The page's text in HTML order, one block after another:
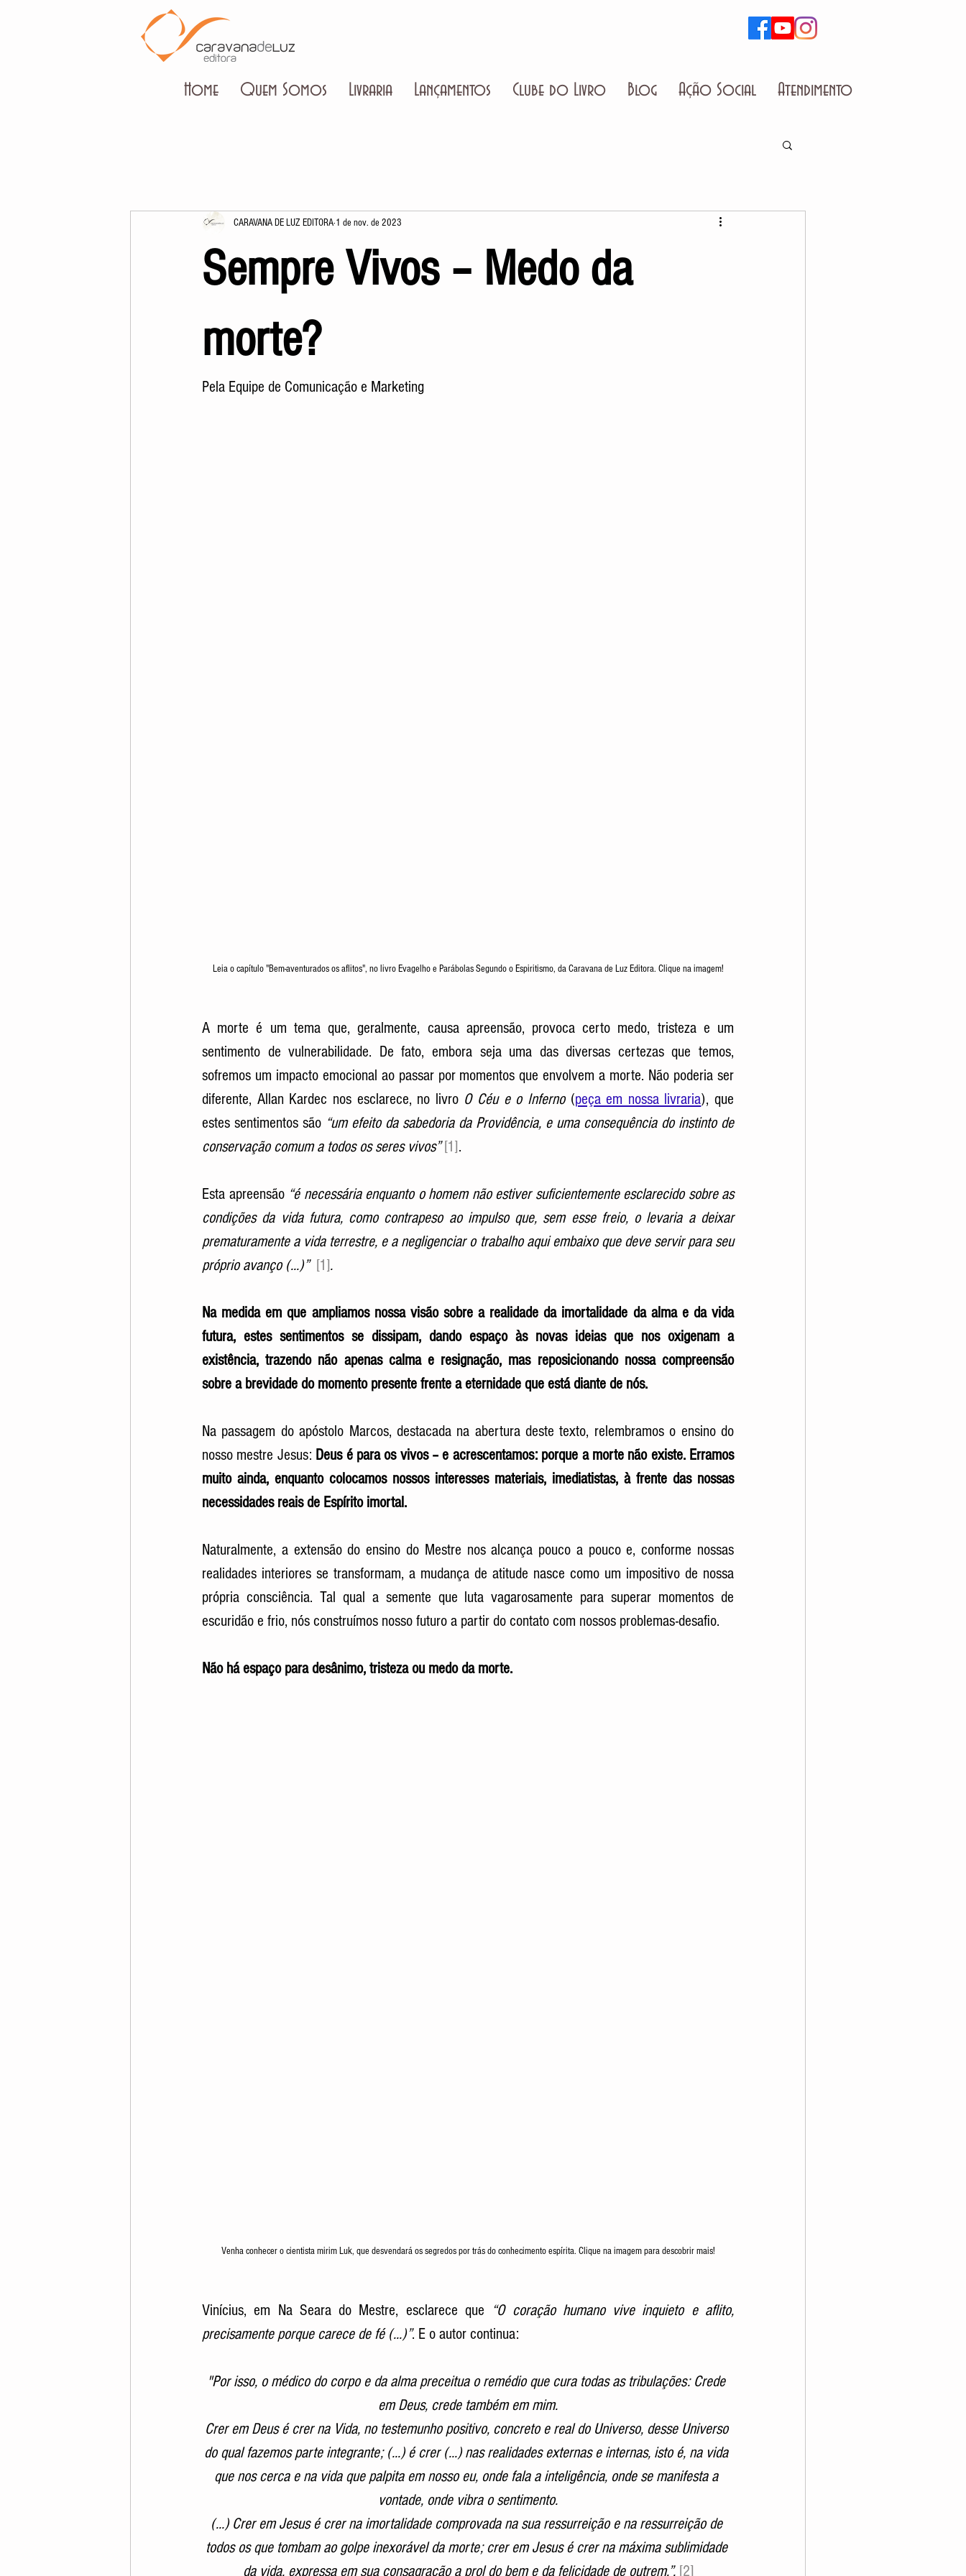
Home Quem Somos Livraria Lançamentos Clube do Livro Blog Ação Social Atendimento
Sempre Vivos – Medo da
morte?
CARAVANA DE LUZ EDITORA 1 de nov. de 2023
Pela Equipe de Comunicação e Marketing
Leia o capítulo "Bem-aventurados os aflitos", no livro Evagelho e Parábolas Segundo o Espiritismo, da Caravana de Luz Editora. Clique na imagem!
A morte é um tema que, geralmente, causa apreensão, provoca certo medo, tristeza e um
sentimento de vulnerabilidade. De fato, embora seja uma das diversas certezas que temos,
sofremos um impacto emocional ao passar por momentos que envolvem a morte. Não poderia ser
diferente, Allan Kardec nos esclarece, no livro O Céu e o Inferno (peça em nossa livraria), que
estes sentimentos são “um efeito da sabedoria da Providência, e uma consequência do instinto de
conservação comum a todos os seres vivos” [1].
Esta apreensão “é necessária enquanto o homem não estiver suficientemente esclarecido sobre as
condições da vida futura, como contrapeso ao impulso que, sem esse freio, o levaria a deixar
prematuramente a vida terrestre, e a negligenciar o trabalho aqui embaixo que deve servir para seu
próprio avanço (...)” [1].
Na medida em que ampliamos nossa visão sobre a realidade da imortalidade da alma e da vida
futura, estes sentimentos se dissipam, dando espaço às novas ideias que nos oxigenam a
existência, trazendo não apenas calma e resignação, mas reposicionando nossa compreensão
sobre a brevidade do momento presente frente a eternidade que está diante de nós.
Na passagem do apóstolo Marcos, destacada na abertura deste texto, relembramos o ensino do
nosso mestre Jesus: Deus é para os vivos – e acrescentamos: porque a morte não existe. Erramos
muito ainda, enquanto colocamos nossos interesses materiais, imediatistas, à frente das nossas
necessidades reais de Espírito imortal.
Naturalmente, a extensão do ensino do Mestre nos alcança pouco a pouco e, conforme nossas
realidades interiores se transformam, a mudança de atitude nasce como um impositivo de nossa
própria consciência. Tal qual a semente que luta vagarosamente para superar momentos de
escuridão e frio, nós construímos nosso futuro a partir do contato com nossos problemas-desafio.
Não há espaço para desânimo, tristeza ou medo da morte.
Venha conhecer o cientista mirim Luk, que desvendará os segredos por trás do conhecimento espírita. Clique na imagem para descobrir mais!
Vinícius, em Na Seara do Mestre, esclarece que “O coração humano vive inquieto e aflito,
precisamente porque carece de fé (...)”. E o autor continua:
"Por isso, o médico do corpo e da alma preceitua o remédio que cura todas as tribulações: Crede
em Deus, crede também em mim.
Crer em Deus é crer na Vida, no testemunho positivo, concreto e real do Universo, desse Universo
do qual fazemos parte integrante; (...) é crer (...) nas realidades externas e internas, isto é, na vida
que nos cerca e na vida que palpita em nosso eu, onde fala a inteligência, onde se manifesta a
vontade, onde vibra o sentimento.
(...) Crer em Jesus é crer na imortalidade comprovada na sua ressurreição e na ressurreição de
todos os que tombam ao golpe inexorável da morte; crer em Jesus é crer na máxima sublimidade
da vida, expressa em sua consagração a prol do bem e da felicidade de outrem.”. [2]